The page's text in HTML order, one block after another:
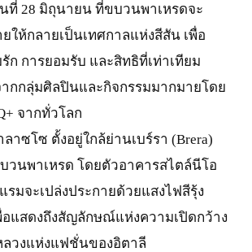
นที่ 28 มิถุนายน ที่ขบวนพาเหรดจะ
ให้กลายเป็นเทศกาลแห่งสีสัน เพื่อ
ก การยอมรับ และสิทธิที่เท่าเทียม
กกลุ่มศิลปินและกิจกรรมมากมายโดย
จากทั่วโลก
าซโซ ตั้งอยู่ใกล้ย่านเบร์รา (Brera)
วนพาเหรด โดยตัวอาคารสไตล์นีโอ
รมจะเปล่งประกายด้วยแสงไฟสีรุ้ง
อแสดงถึงสัญลักษณ์แห่งความเปิดกว้าง
ลวงแห่งแฟชั่นของอิตาลี